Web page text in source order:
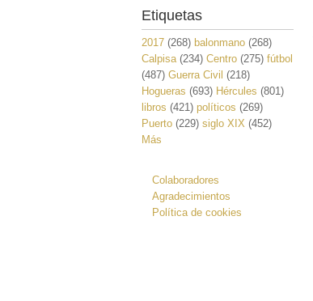
Etiquetas
2017 (268) balonmano (268)
Calpisa (234) Centro (275) fútbol
(487) Guerra Civil (218)
Hogueras (693) Hércules (801)
libros (421) políticos (269)
Puerto (229) siglo XIX (452)
Más
Colaboradores
Agradecimientos
Política de cookies